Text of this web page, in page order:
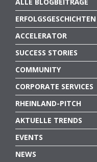
ERFOLGSGESCHICHTEN
ACCELERATOR
SUCCESS STORIES
COMMUNITY
CORPORATE SERVICES
RHEINLAND-PITCH
AKTUELLE TRENDS
EVENTS
NEWS